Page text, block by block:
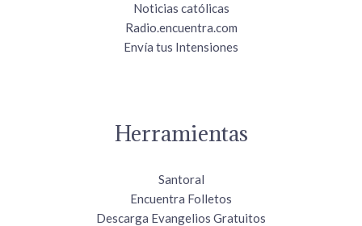
Noticias católicas
Radio.encuentra.com
Envía tus Intensiones
Herramientas
Santoral
Encuentra Folletos
Descarga Evangelios Gratuitos